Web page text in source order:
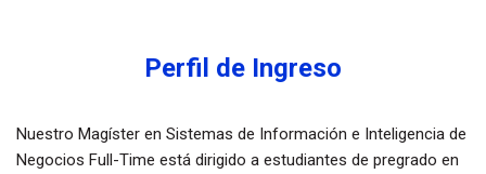
Perfil de Ingreso
Nuestro Magíster en Sistemas de Información e Inteligencia de
Negocios Full-Time está dirigido a estudiantes de pregrado en